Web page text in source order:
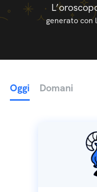
generato con
Oggi Domani